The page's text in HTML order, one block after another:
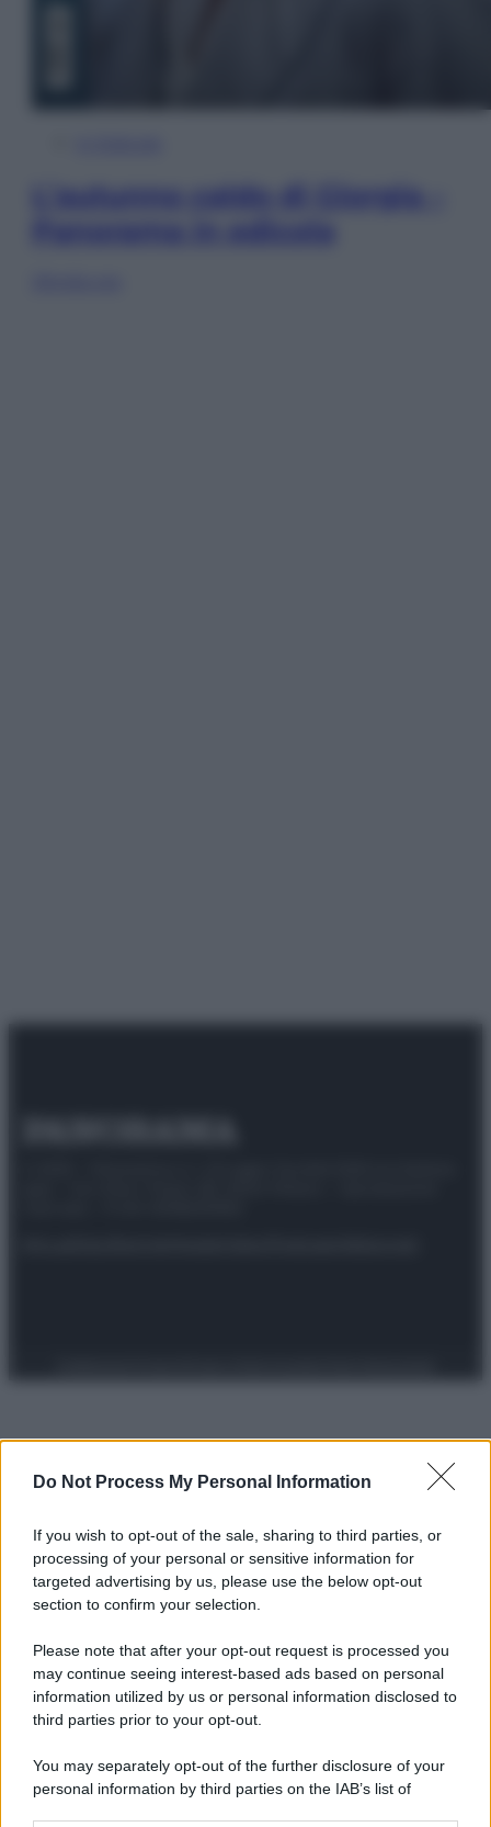
Do Not Process My Personal Information
If you wish to opt-out of the sale, sharing to third parties, or
processing of your personal or sensitive information for
targeted advertising by us, please use the below opt-out
section to confirm your selection.
Please note that after your opt-out request is processed you
may continue seeing interest-based ads based on personal
information utilized by us or personal information disclosed to
third parties prior to your opt-out.
You may separately opt-out of the further disclosure of your
personal information by third parties on the IAB’s list of
L’autunno caldo di Giorgia –